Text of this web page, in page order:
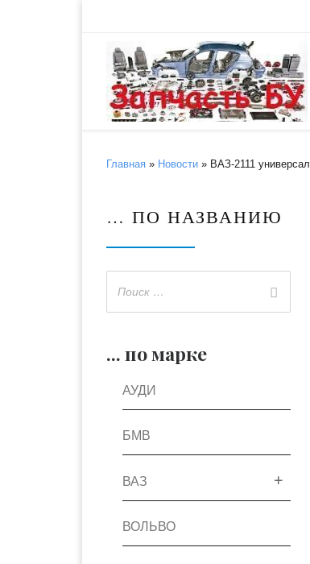
Главная » Новости » ВАЗ-2111 универсал
… ПО НАЗВАНИЮ
... по марке
АУДИ
БМВ
ВАЗ
ВОЛЬВО